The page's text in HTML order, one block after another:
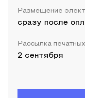
Размещение
сразу после
Рассылка
2 сентября